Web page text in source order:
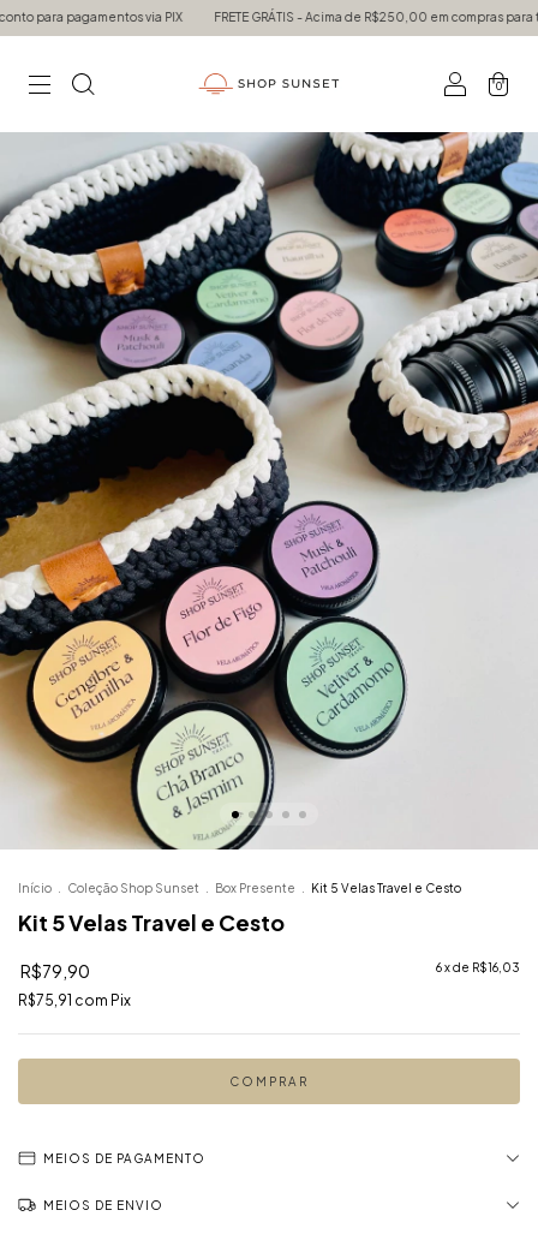
pagamentos via PIX FRETE GRÁTIS - Acima de R$250,00 em compras para
0
Início Coleção Shop Sunset Box Presente Kit 5 Velas Travel e Cesto
Kit 5 Velas Travel e Cesto
R$79,90 6x de R$16,03
R$75,91 com Pix
MEIOS DE PAGAMENTO
MEIOS DE ENVIO